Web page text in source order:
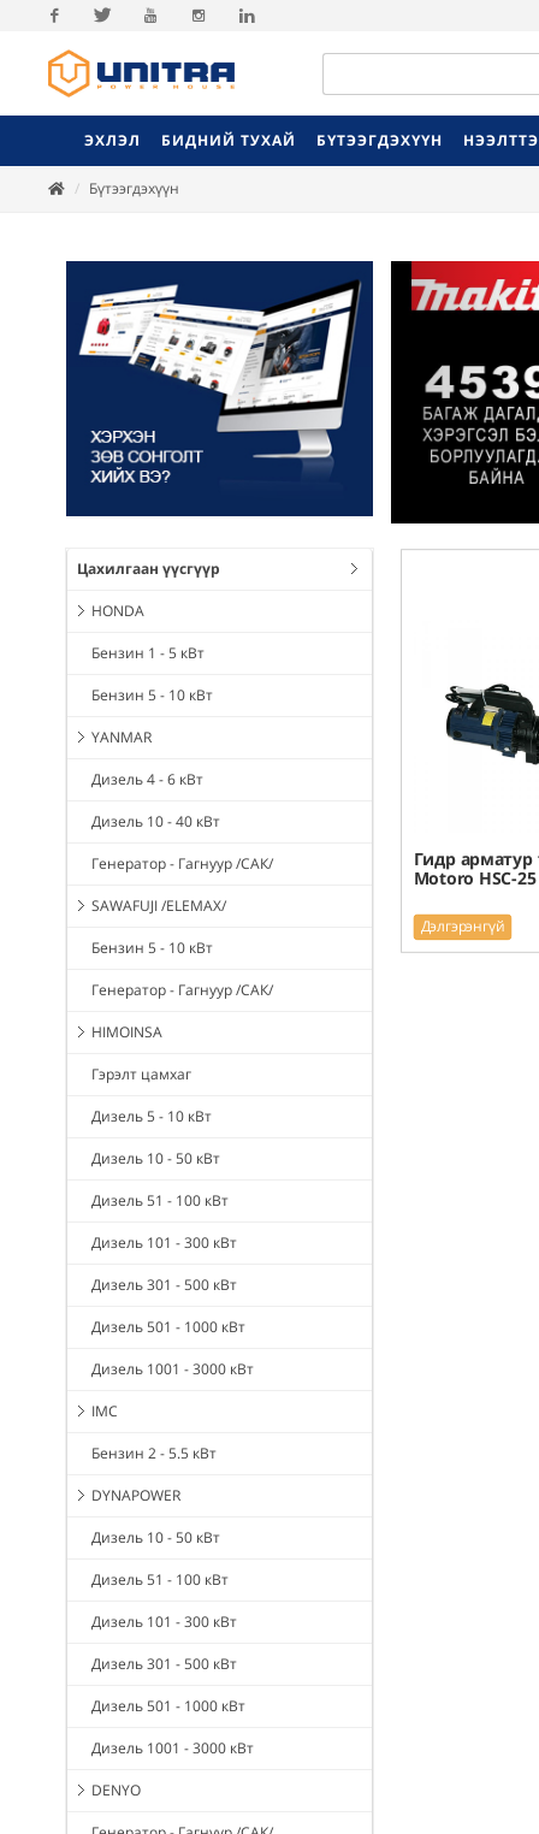
Facebook
ЭХЛЭЛ БИДНИЙ ТУХАЙ БҮТЭЭГДЭХҮҮН
Бүтээгдэхүүн
Цахилгаан үүсгүүр
HONDA
Бензин 1 - 5 кВт
Бензин 5 - 10 кВт
YANMAR
Дизель 4 - 6 кВт
Дизель 10 - 40 кВт
Генератор - Гагнуур /САК/
SAWAFUJI /ELEMAX/
Бензин 5 - 10 кВт
Генератор - Гагнуур /САК/
HIMOINSA
Гэрэлт цамхаг
Дизель 5 - 10 кВт
Дизель 10 - 50 кВт
Дизель 51 - 100 кВт
Дизель 101 - 300 кВт
Дизель 301 - 500 кВт
Дизель 501 - 1000 кВт
Дизель 1001 - 3000 кВт
IMC
Бензин 2 - 5.5 кВт
DYNAPOWER
Дизель 10 - 50 кВт
Дизель 51 - 100 кВт
Дизель 101 - 300 кВт
Дизель 301 - 500 кВт
Дизель 501 - 1000 кВт
Дизель 1001 - 3000 кВт
DENYO
Гидр арматур
Motoro HSC-25
Дэлгэрэнгүй